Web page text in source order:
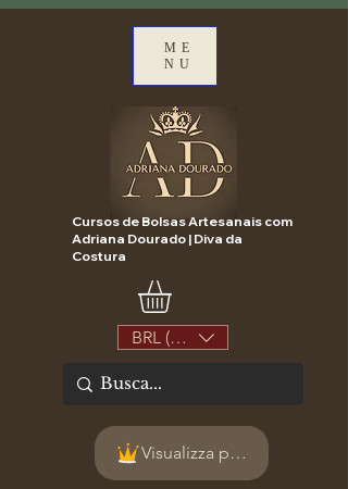
ME
NU
Cursos de Bolsas Artesanais com
Adriana Dourado | Diva da
Costura
BRL (R$)
Visualizza punti